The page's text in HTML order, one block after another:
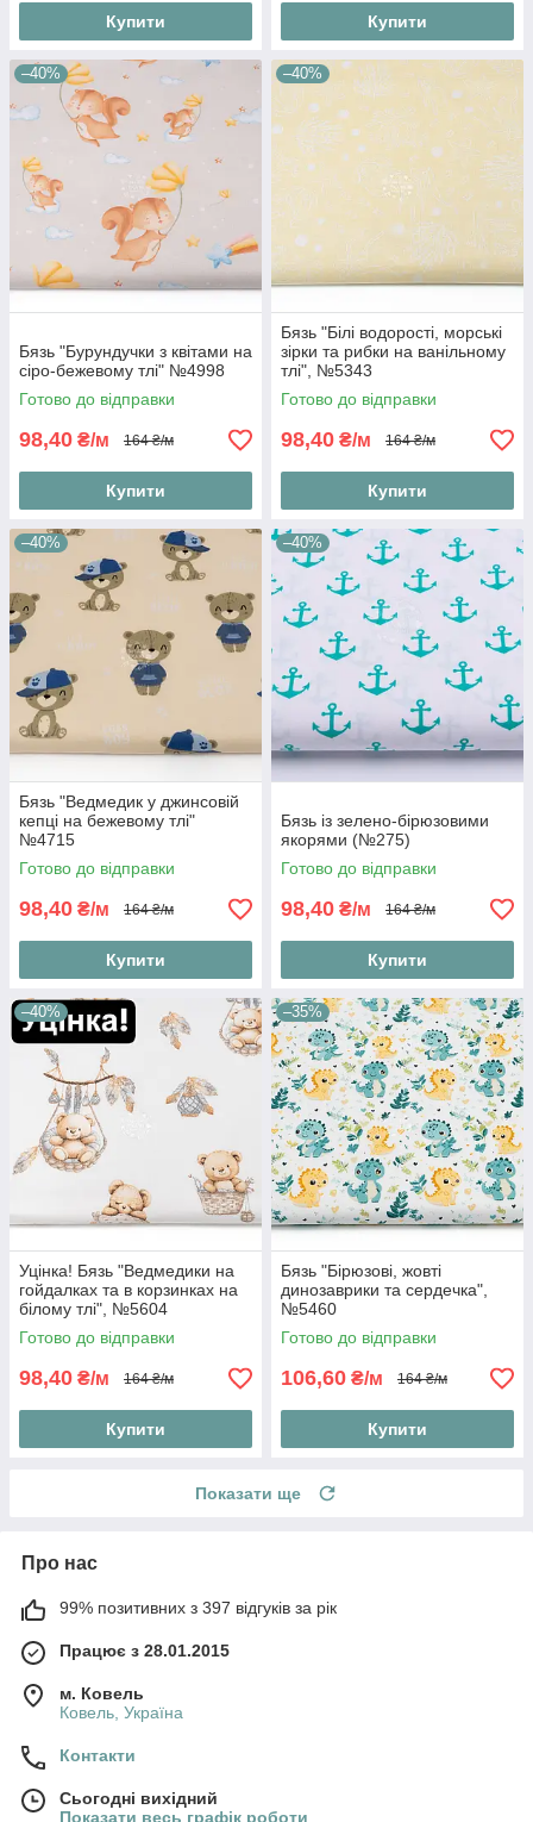
Купити Купити
–40%
Бязь "Бурундучки з квітами на
сіро-бежевому тлі" №4998
Готово до відправки
98,40 ₴/м 164 ₴/м
Купити
–40%
Бязь "Білі водорості, морські
зірки та рибки на ванільному
тлі", №5343
Готово до відправки
98,40 ₴/м 164 ₴/м
Купити
–40%
Бязь "Ведмедик у джинсовій
кепці на бежевому тлі"
№4715
Готово до відправки
98,40 ₴/м 164 ₴/м
Купити
–40%
Бязь із зелено-бірюзовими
якорями (№275)
Готово до відправки
98,40 ₴/м 164 ₴/м
Купити
–40%
Уцінка! Бязь "Ведмедики на
гойдалках та в корзинках на
білому тлі", №5604
Готово до відправки
98,40 ₴/м 164 ₴/м
Купити
–35%
Бязь "Бірюзові, жовті
динозаврики та сердечка",
№5460
Готово до відправки
106,60 ₴/м 164 ₴/м
Купити
Показати ще
Про нас
99% позитивних з 397 відгуків за рік
Працює з 28.01.2015
м. Ковель
Ковель, Україна
Контакти
Сьогодні вихідний
Показати весь графік роботи